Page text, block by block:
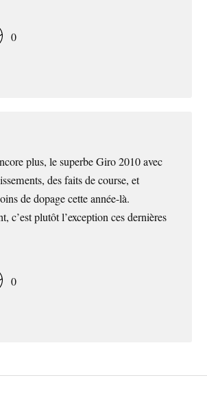
0
plus, le superbe Giro 2010 avec
des faits de course, et
de dopage cette année-là.
c’est plutôt l’exception ces dernières
0